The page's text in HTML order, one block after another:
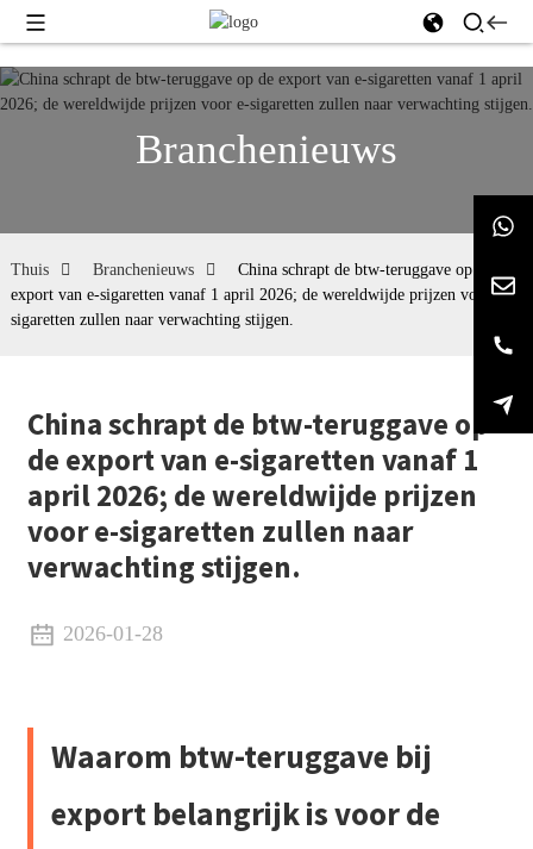
Branchenieuws
Thuis Branchenieuws
China schrapt de btw-teruggave op de
export van e-sigaretten vanaf 1 april 2026; de wereldwijde prijzen voor e-
sigaretten zullen naar verwachting stijgen.
China schrapt de btw-teruggave op
de export van e-sigaretten vanaf 1
april 2026; de wereldwijde prijzen
voor e-sigaretten zullen naar
verwachting stijgen.
2026-01-28
Waarom btw-teruggave bij
export belangrijk is voor de